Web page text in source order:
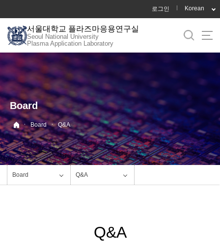
로
메
뉴
로그인 Korean
서울대학교 플라즈마응용연구실
Seoul National University
Plasma Application Laboratory
Board
· Board · Q&A
Board Q&A
Q&A